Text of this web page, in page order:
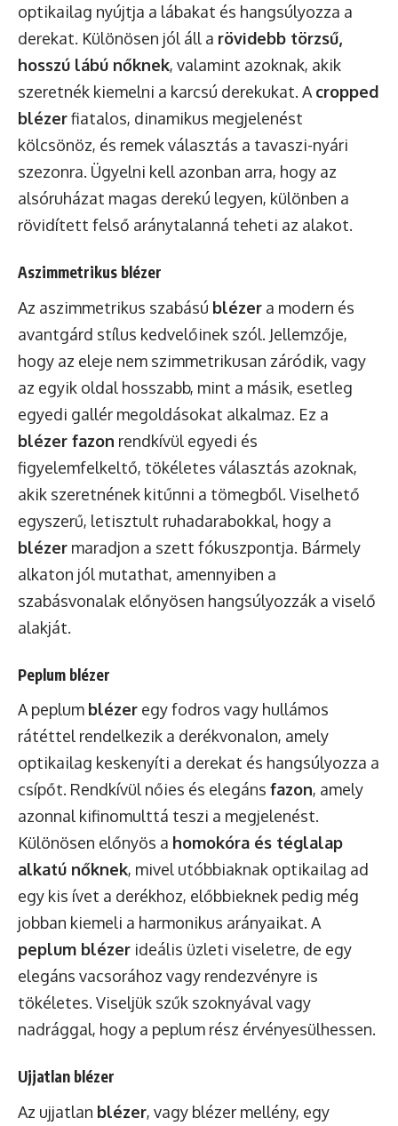
optikailag nyújtja a lábakat és hangsúlyozza a
derekat. Különösen jól áll a rövidebb törzsű,
hosszú lábú nőknek, valamint azoknak, akik
szeretnék kiemelni a karcsú derekukat. A cropped
blézerfiatalos, dinamikus megjelenést
kölcsönöz, és remek választás a tavaszi-nyári
szezonra. Ügyelni kell azonban arra, hogy az
alsóruházat magas derekú legyen, különben a
rövidített felső aránytalanná teheti az alakot.
Aszimmetrikus blézer
Az aszimmetrikus szabású blézer a modern és
avantgárd stílus kedvelőinek szól. Jellemzője,
hogy az eleje nem szimmetrikusan záródik, vagy
az egyik oldal hosszabb, mint a másik, esetleg
egyedi gallér megoldásokat alkalmaz. Ez a
blézer fazon rendkívül egyedi és
figyelemfelkeltő, tökéletes választás azoknak,
akik szeretnének kitűnni a tömegből. Viselhető
egyszerű, letisztult ruhadarabokkal, hogy a
blézer maradjon a szett fókuszpontja. Bármely
alkaton jól mutathat, amennyiben a
szabásvonalak előnyösen hangsúlyozzák a viselő
alakját.
Peplum blézer
A peplum blézer egy fodros vagy hullámos
rátéttel rendelkezik a derékvonalon, amely
optikailag keskenyíti a derekat és hangsúlyozza a
csípőt. Rendkívül nőies és elegáns fazon, amely
azonnal kifinomulttá teszi a megjelenést.
Különösen előnyös a homokóra és téglalap
alkatú nőknek, mivel utóbbiaknak optikailag ad
egy kis ívet a derékhoz, előbbieknek pedig még
jobban kiemeli a harmonikus arányaikat. A
peplum blézer ideális üzleti viseletre, de egy
elegáns vacsorához vagy rendezvényre is
tökéletes. Viseljük szűk szoknyával vagy
nadrággal, hogy a peplum rész érvényesülhessen.
Ujjatlan blézer
Az ujjatlan blézer, vagy blézer mellény, egy